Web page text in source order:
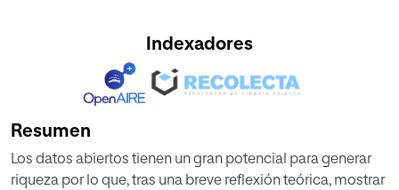
Indexadores
Resumen
Los datos abiertos tienen un gran potencial para generar
riqueza por lo que, tras una breve reflexión teórica, mostrar